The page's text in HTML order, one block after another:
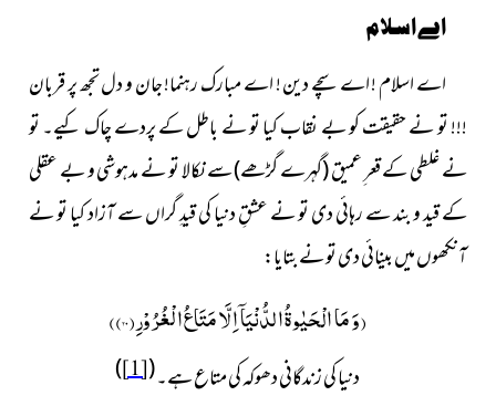
اے اسلام
اے اسلام ! اے سچے دین ! اے مبارک رہنما! جان و دل تجھ پر قربان
!!! تو نے حقیقت کو بے نقاب کیا تو نے باطل کے پردے چاک کیے۔ تو
نے غلطی کے قعر ِعمیق(گہرے گڑھے)سے نکالا تو نے مدہوشی و بے عقلی
کے قید و بند سے رہائی دی تو نے عشقِ دنیا کی قیدِ گراں سے آزاد کیا تو نے
آنکھوں میں بینائی دی تو نے بتایا:
(وَ مَا الْحَیٰوةُ الدُّنْیَاۤ اِلَّا مَتَاعُ الْغُرُوْرِ(۲۰)
)
دنیا کی زندگانی دھوکہ کی متاع ہے۔(
[1]
)